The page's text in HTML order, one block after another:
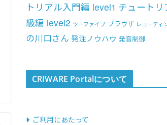
トリアル入門編 level1 チュートリ
級編 level2 ツーファイブ ブラウザ レコーディ
の川口さん 発注ノウハウ 発音制御
CRIWARE Portalについて
ご利用にあたって